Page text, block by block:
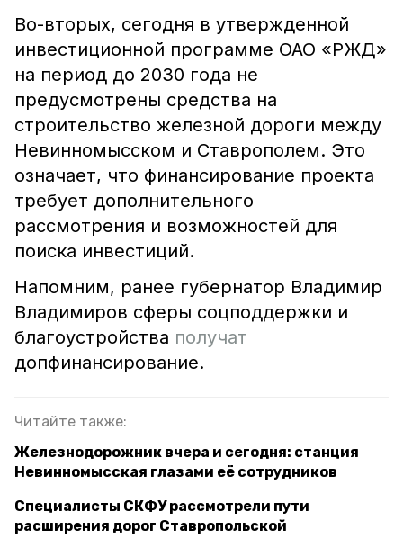
Во-вторых, сегодня в утвержденной
инвестиционной программе ОАО «РЖД»
на период до 2030 года не
предусмотрены средства на
строительство железной дороги между
Невинномысском и Ставрополем. Это
означает, что финансирование проекта
требует дополнительного
рассмотрения и возможностей для
поиска инвестиций.
Напомним, ранее губернатор Владимир
Владимиров сферы соцподдержки и
благоустройства получат
допфинансирование.
Читайте также:
Железнодорожник вчера и сегодня: станция
Невинномысская глазами её сотрудников
Специалисты СКФУ рассмотрели пути
расширения дорог Ставропольской